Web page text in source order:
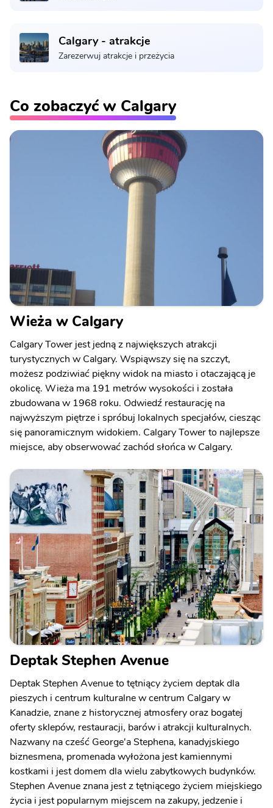
Calgary - atrakcje
Zarezerwuj atrakcje i przeżycia
Co zobaczyć w Calgary
Wieża w Calgary
Calgary Tower jest jedną z największych atrakcji
turystycznych w Calgary. Wspiąwszy się na szczyt,
możesz podziwiać piękny widok na miasto i otaczającą je
okolicę. Wieża ma 191 metrów wysokości i została
zbudowana w 1968 roku. Odwiedź restaurację na
najwyższym piętrze i spróbuj lokalnych specjałów, ciesząc
się panoramicznym widokiem. Calgary Tower to najlepsze
miejsce, aby obserwować zachód słońca w Calgary.
Deptak Stephen Avenue
Deptak Stephen Avenue to tętniący życiem deptak dla
pieszych i centrum kulturalne w centrum Calgary w
Kanadzie, znane z historycznej atmosfery oraz bogatej
oferty sklepów, restauracji, barów i atrakcji kulturalnych.
Nazwany na cześć George'a Stephena, kanadyjskiego
biznesmena, promenada wyłożona jest kamiennymi
kostkami i jest domem dla wielu zabytkowych budynków.
Stephen Avenue znana jest z tętniącego życiem miejskiego
życia i jest popularnym miejscem na zakupy, jedzenie i